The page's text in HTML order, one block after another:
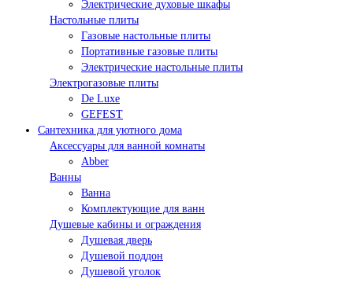
Электрические духовые шкафы
Настольные плиты
Газовые настольные плиты
Портативные газовые плиты
Электрические настольные плиты
Электрогазовые плиты
De Luxe
GEFEST
Сантехника для уютного дома
Аксессуары для ванной комнаты
Abber
Ванны
Ванна
Комплектующие для ванн
Душевые кабины и ограждения
Душевая дверь
Душевой поддон
Душевой уголок